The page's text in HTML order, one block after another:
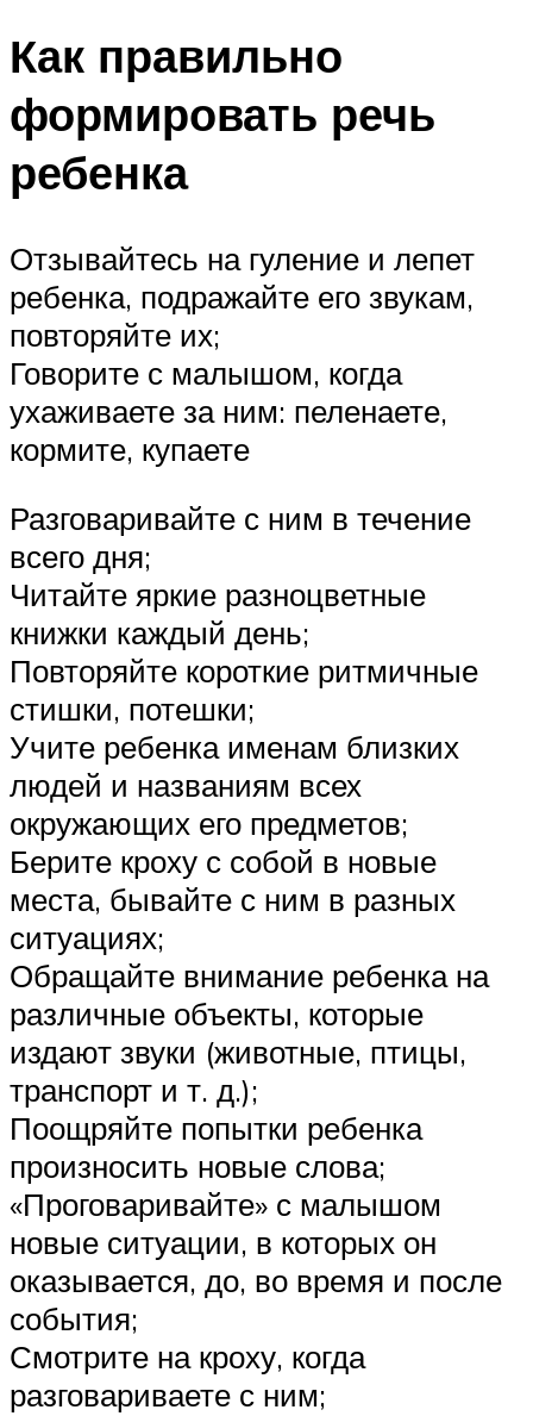
Как правильно
формировать речь
ребенка
Отзывайтесь на гуление и лепет
ребенка, подражайте его звукам,
повторяйте их;
Говорите с малышом, когда
ухаживаете за ним: пеленаете,
кормите, купаете
Разговаривайте с ним в течение
всего дня;
Читайте яркие разноцветные
книжки каждый день;
Повторяйте короткие ритмичные
стишки, потешки;
Учите ребенка именам близких
людей и названиям всех
окружающих его предметов;
Берите кроху с собой в новые
места, бывайте с ним в разных
ситуациях;
Обращайте внимание ребенка на
различные объекты, которые
издают звуки (животные, птицы,
транспорт и т. д.);
Поощряйте попытки ребенка
произносить новые слова;
«Проговаривайте» с малышом
новые ситуации, в которых он
оказывается, до, во время и после
события;
Смотрите на кроху, когда
разговариваете с ним;